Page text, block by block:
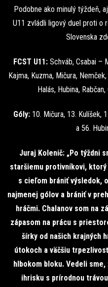
Podobne ako minulý týždeň,
U11 zvládli ligový duel proti o
Slovenska
FCST U11: Schváb, Csabai –
Kajma, Kuzma, Mičura,
Halás, Hubina,
Góly: 10. Mičura, 13. Kulíšek,
a 56.
Juraj Kolenič: „Po týždni
staršiemu protivníkovi,
s cieľom brániť výsledok,
najmenej gólov a brániť v
hráčmi. Chalanov som na
zápasom na prácu s
šírky od našich krajných
útokoch a väčšiu
hlbokom bloku. Vedeli
ihrisku s prírodnou